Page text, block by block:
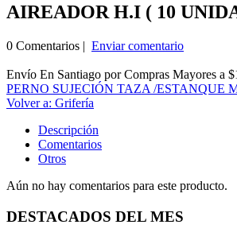
AIREADOR H.I ( 10
0 Comentarios | Enviar comentario
Envío En Santiago por Compras Mayores a
PERNO SUJECIÓN TAZA /ESTANQUE
Volver a: Grifería
Descripción
Comentarios
Otros
Aún no hay comentarios para este producto.
DESTACADOS DEL MES